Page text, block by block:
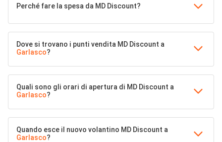
Perché fare la spesa da MD Discount?
Dove si trovano i punti vendita MD Discount a
Garlasco?
Quali sono gli orari di apertura di MD Discount a
Garlasco?
Quando esce il nuovo volantino MD Discount a
Garlasco?